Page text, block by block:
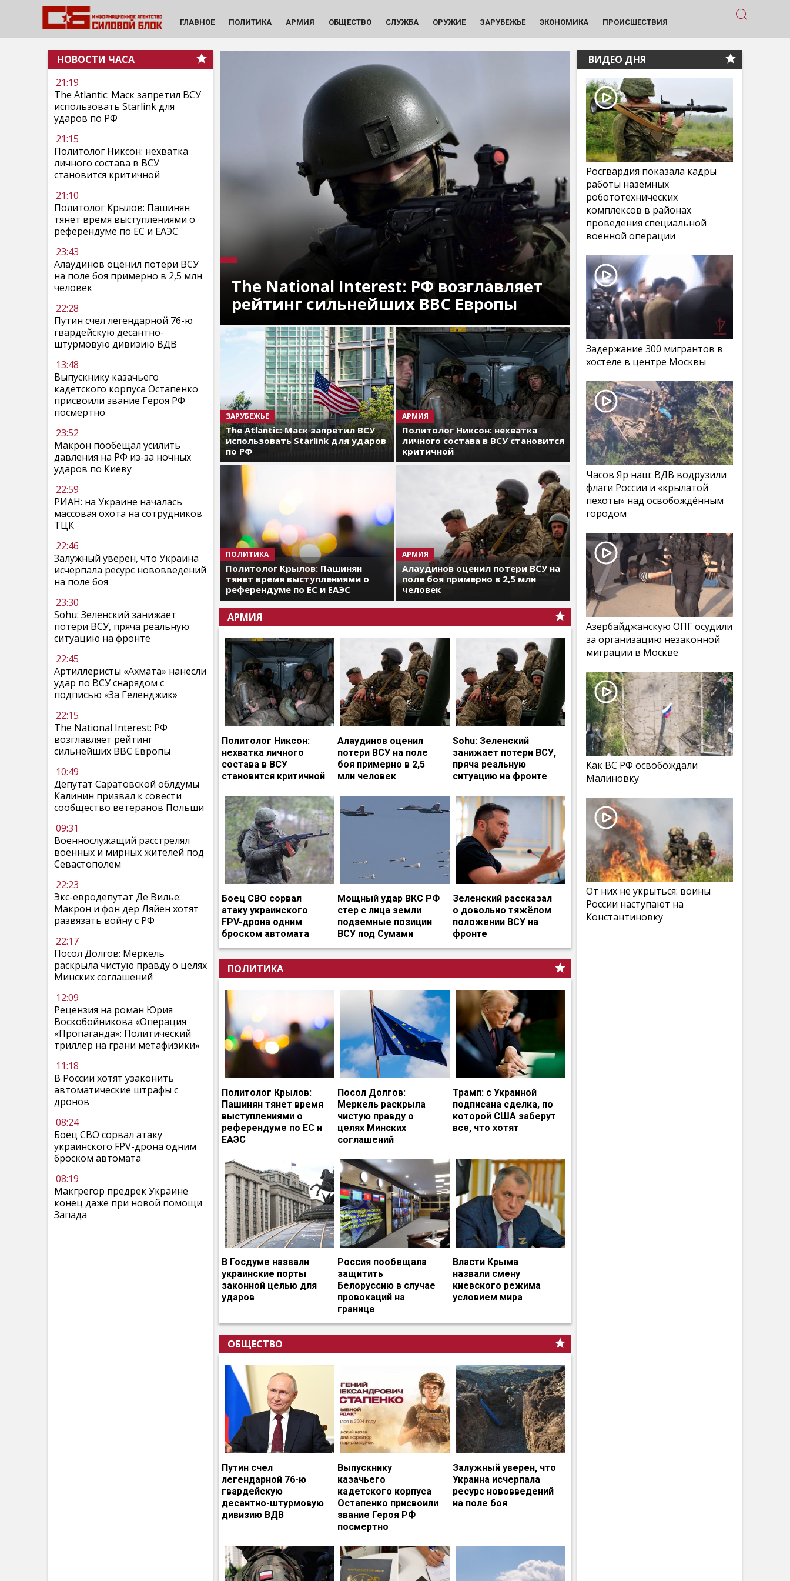
ГЛАВНОЕ ПОЛИТИКА АРМИЯ ОБЩЕСТВО СЛУЖБА ОРУЖИЕ ЗАРУБЕЖЬЕ ЭКОНОМИКА ПРОИСШЕСТВИЯ
НОВОСТИ ЧАСА
21:19
The Atlantic: Маск запретил ВСУ
использовать Starlink для
ударов по РФ
21:15
Политолог Никсон: нехватка
личного состава в ВСУ
становится критичной
21:10
Политолог Крылов: Пашинян
тянет время выступлениями о
референдуме по ЕС и ЕАЭС
23:43
Алаудинов оценил потери ВСУ
на поле боя примерно в 2,5 млн
человек
22:28
Путин счел легендарной 76-ю
гвардейскую десантно-
штурмовую дивизию ВДВ
13:48
Выпускнику казачьего
кадетского корпуса Остапенко
присвоили звание Героя РФ
посмертно
23:52
Макрон пообещал усилить
давления на РФ из-за ночных
ударов по Киеву
22:59
РИАН: на Украине началась
массовая охота на сотрудников
ТЦК
22:46
Залужный уверен, что Украина
исчерпала ресурс нововведений
на поле боя
23:30
Sohu: Зеленский занижает
потери ВСУ, пряча реальную
ситуацию на фронте
22:45
Артиллеристы «Ахмата» нанесли
удар по ВСУ снарядом с
подписью «За Геленджик»
22:15
The National Interest: РФ
возглавляет рейтинг
сильнейших ВВС Европы
10:49
Депутат Саратовской облдумы
Калинин призвал к совести
сообщество ветеранов Польши
09:31
Военнослужащий расстрелял
военных и мирных жителей под
Севастополем
22:23
Экс-евродепутат Де Вилье:
Макрон и фон дер Ляйен хотят
развязать войну с РФ
22:17
Посол Долгов: Меркель
раскрыла чистую правду о целях
Минских соглашений
12:09
Рецензия на роман Юрия
Воскобойникова «Операция
«Пропаганда»: Политический
триллер на грани метафизики»
11:18
В России хотят узаконить
автоматические штрафы с
дронов
08:24
Боец СВО сорвал атаку
украинского FPV-дрона одним
броском автомата
08:19
Макгрегор предрек Украине
конец даже при новой помощи
Запада
The National Interest: РФ возглавляет
рейтинг сильнейших ВВС Европы
ЗАРУБЕЖЬЕ
The Atlantic: Маск запретил ВСУ
использовать Starlink для ударов
по РФ
АРМИЯ
Политолог Никсон: нехватка
личного состава в ВСУ становится
критичной
ПОЛИТИКА
Политолог Крылов: Пашинян
тянет время выступлениями о
референдуме по ЕС и ЕАЭС
АРМИЯ
Алаудинов оценил потери ВСУ на
поле боя примерно в 2,5 млн
человек
АРМИЯ
Политолог Никсон:
нехватка личного
состава в ВСУ
становится критичной
Алаудинов оценил
потери ВСУ на поле
боя примерно в 2,5
млн человек
Sohu: Зеленский
занижает потери ВСУ,
пряча реальную
ситуацию на фронте
Боец СВО сорвал
атаку украинского
FPV-дрона одним
броском автомата
Мощный удар ВКС РФ
стер с лица земли
подземные позиции
ВСУ под Сумами
Зеленский рассказал
о довольно тяжёлом
положении ВСУ на
фронте
ПОЛИТИКА
Политолог Крылов:
Пашинян тянет время
выступлениями о
референдуме по ЕС и
ЕАЭС
Посол Долгов:
Меркель раскрыла
чистую правду о
целях Минских
соглашений
Трамп: с Украиной
подписана сделка, по
которой США заберут
все, что хотят
В Госдуме назвали
украинские порты
законной целью для
ударов
Россия пообещала
защитить
Белоруссию в случае
провокаций на
границе
Власти Крыма
назвали смену
киевского режима
условием мира
ОБЩЕСТВО
Путин счел
легендарной 76-ю
гвардейскую
десантно-штурмовую
дивизию ВДВ
Выпускнику
казачьего
кадетского корпуса
Остапенко присвоили
звание Героя РФ
посмертно
Залужный уверен, что
Украина исчерпала
ресурс нововведений
на поле боя
ВИДЕО ДНЯ
Росгвардия показала кадры
работы наземных
робототехнических
комплексов в районах
проведения специальной
военной операции
Задержание 300 мигрантов в
хостеле в центре Москвы
Часов Яр наш: ВДВ водрузили
флаги России и «крылатой
пехоты» над освобождённым
городом
Азербайджанскую ОПГ осудили
за организацию незаконной
миграции в Москве
Как ВС РФ освобождали
Малиновку
От них не укрыться: воины
России наступают на
Константиновку